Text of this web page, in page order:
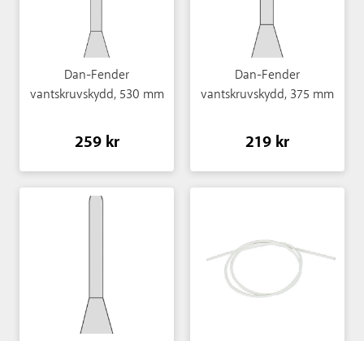
Dan-Fender
vantskruvskydd, 530 mm
259 kr
Dan-Fender
vantskruvskydd, 375 mm
219 kr